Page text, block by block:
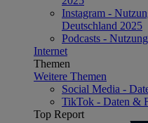
Instagram -
Deutschland 2025
Podcasts -
Internet
Themen
Weitere Themen
Social Media -
TikTok - Daten &
Top Report